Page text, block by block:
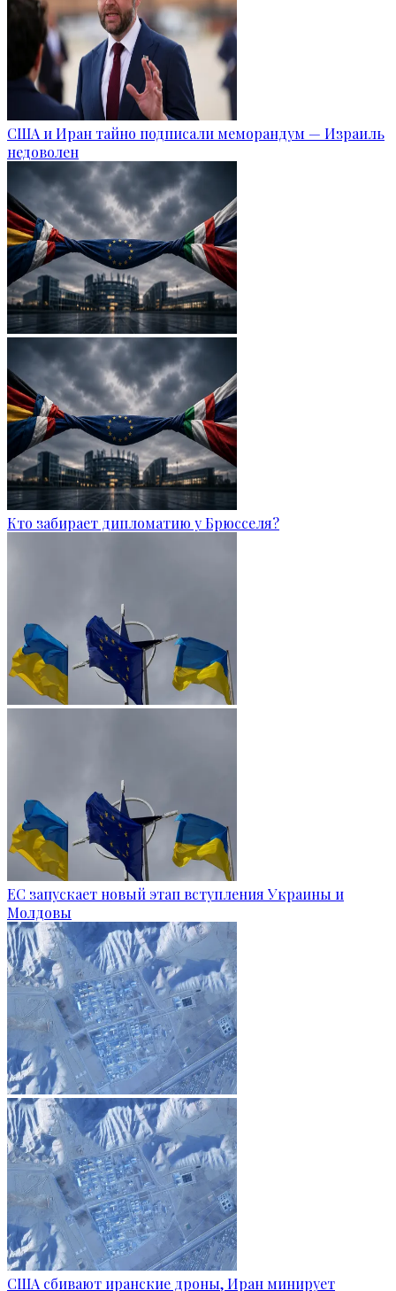
США и Иран тайно подписали меморандум — Израиль
недоволен
Кто забирает дипломатию у Брюсселя?
ЕС запускает новый этап вступления Украины и
Молдовы
США сбивают иранские дроны, Иран минирует